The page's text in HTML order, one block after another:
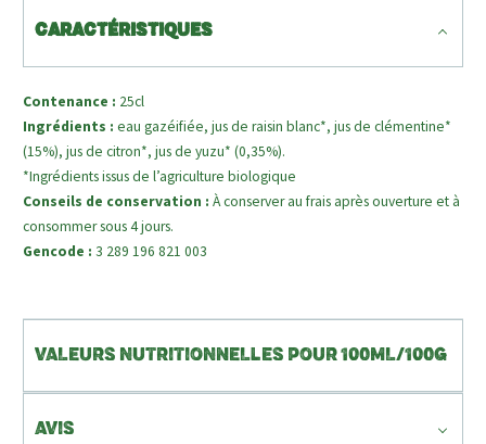
CARACTÉRISTIQUES
Contenance : 25cl
Ingrédients : eau gazéifiée, jus de raisin blanc*, jus de clémentine*
(15%), jus de citron*, jus de yuzu* (0,35%).
*Ingrédients issus de l’agriculture biologique
Conseils de conservation : À conserver au frais après ouverture et à
consommer sous 4 jours.
Gencode : 3 289 196 821 003
VALEURS NUTRITIONNELLES POUR 100ML/100G
AVIS